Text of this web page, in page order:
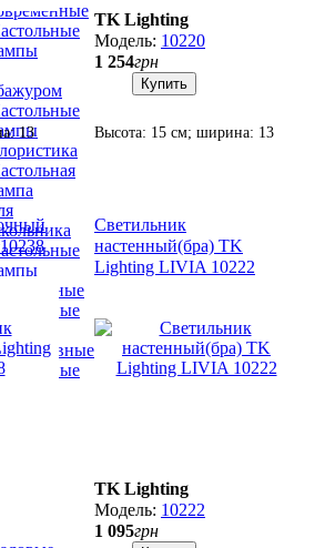
13
10 Вт
TK Lighting
10220
1 254грн
Купить
Высота: 15 см; ширина: 13
Светильник
настенный(бра) TK
Lighting LIVIA 10222
TK Lighting
10222
1 095грн